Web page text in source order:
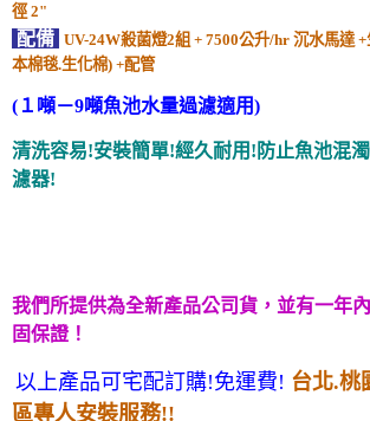
徑 2"
配備 UV-24W殺菌燈2組 + 7500公升/hr 沉水馬達
本棉毯.生化棉) +配管
(１噸－9噸魚池水量過濾適用)
清洗容易!安裝簡單!經久耐用! 防止魚池混
濾器!
我們所提供為全新產品公司貨，並有一年
固保證！
以上產品可宅配訂購!免運費! 台北.桃
區專人安裝服務!!